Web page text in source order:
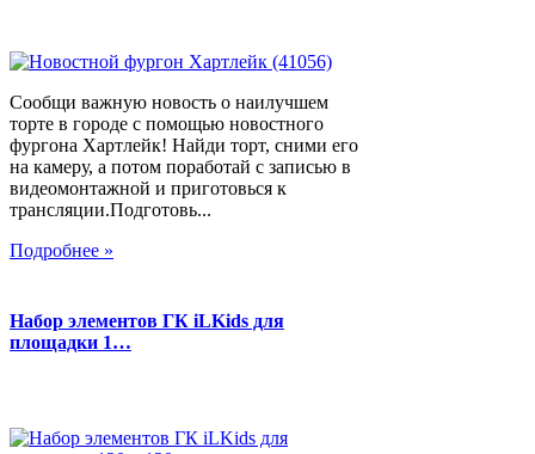
Сообщи важную новость о наилучшем
торте в городе с помощью новостного
фургона Хартлейк! Найди торт, сними его
на камеру, а потом поработай с записью в
видеомонтажной и приготовься к
трансляции.Подготовь...
Подробнее »
Набор элементов ГК iLKids для
площадки 1…